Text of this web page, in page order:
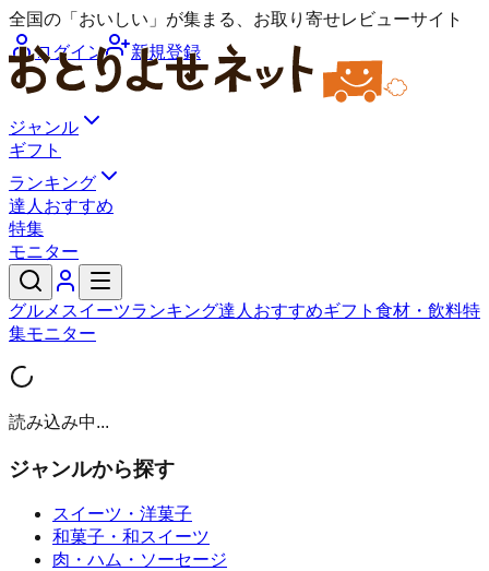
全国の「おいしい」が集まる、お取り寄せレビューサイト
ログイン
新規登録
ジャンル
ギフト
ランキング
達人おすすめ
特集
モニター
グルメ スイーツランキング達人おすすめギフト 食材・飲料特
集モニター
読み込み中...
ジャンルから探す
スイーツ・洋菓子
和菓子・和スイーツ
肉・ハム・ソーセージ